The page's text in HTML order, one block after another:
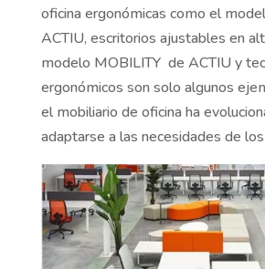
oficina ergonómicas como el
ACTIU, escritorios ajustables en
modelo MOBILITY de ACTIU y
ergonómicos son solo algunos
el mobiliario de oficina ha
adaptarse a las necesidades de